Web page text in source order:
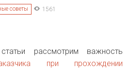
советы 1561
рассмотрим важность
при прохождении